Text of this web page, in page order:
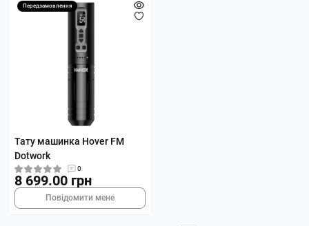
Передзамовлення
Тату машинка Hover FM
Dotwork
0
8 699.00 грн
Повідомити мене